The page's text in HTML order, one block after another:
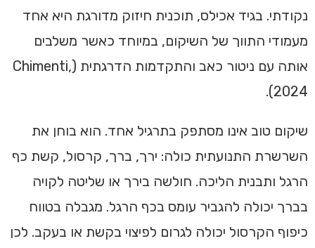
נקודתי. בגיד אכילס, תוכנית חיזוק מדורגת היא אחד
מעמודי התווך של השיקום, במיוחד כאשר משלבים
אותה עם ניטור כאב והתקדמות הדרגתית (Chimenti,
2024).
שיקום טוב אינו מסתפק בתרגיל אחד. הוא בוחן את
השרשרת התנועתית כולה: ירך, ברך, קרסול, קשת כף
הרגל ותבנית הליכה. חולשה בירך או שליטה לקויה
בברך יכולה להגביר עומס בכף הרגל. מגבלה בטווח
כיפוף הקרסול יכולה לגרום לפיצוי בקשת או בעקב. לכן